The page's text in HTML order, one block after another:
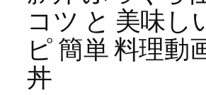
コツ と 美味し
ピ 簡単 料理動
丼